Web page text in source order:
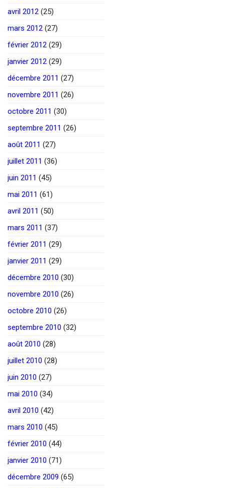
avril 2012 (25)
mars 2012 (27)
février 2012 (29)
janvier 2012 (29)
décembre 2011 (27)
novembre 2011 (26)
octobre 2011 (30)
septembre 2011 (26)
août 2011 (27)
juillet 2011 (36)
juin 2011 (45)
mai 2011 (61)
avril 2011 (50)
mars 2011 (37)
février 2011 (29)
janvier 2011 (29)
décembre 2010 (30)
novembre 2010 (26)
octobre 2010 (26)
septembre 2010 (32)
août 2010 (28)
juillet 2010 (28)
juin 2010 (27)
mai 2010 (34)
avril 2010 (42)
mars 2010 (45)
février 2010 (44)
janvier 2010 (71)
décembre 2009 (65)